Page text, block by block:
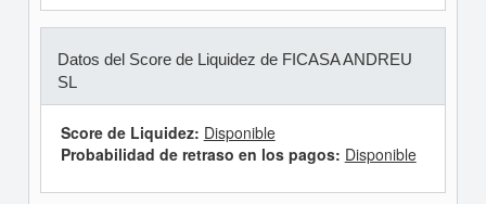
Datos del Score de Liquidez de FICASA ANDREU
SL
Score de Liquidez: Disponible
Probabilidad de retraso en los pagos: Disponible